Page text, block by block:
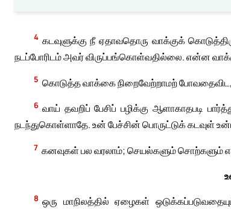
4 கடவுளுக்கு நீ ஏதாவதொரு வாக்குக்
நடப்போரிடம் அவர் விருப்பங்கொள்வதில்லை. என்ன
5 கொடுத்த வாக்கை நிறைவேற்றாமற்
6 வாய் தவறிப் பேசிப் பழிக்கு ஆளாகாதபடி
நடந்துகொள்ளாதே. உன் பேச்சின் பொருட்டுக் கடவுள்
7 கனவுகள் பல வரலாம்; செயல்களும் சொற்களும்
8 ஒரு மாநிலத்தில் ஏழைகள்